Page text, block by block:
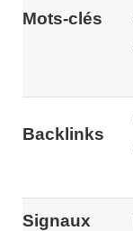
Mots-clés
Backlinks
Signaux